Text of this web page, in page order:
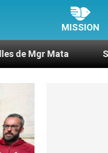
MISSION
Sept signes